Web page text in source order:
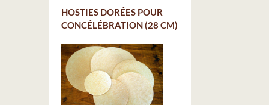
HOSTIES DORÉES POUR
CONCÉLÉBRATION (28 CM)